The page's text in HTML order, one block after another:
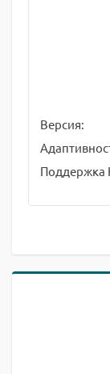
Версия:
Поддержка